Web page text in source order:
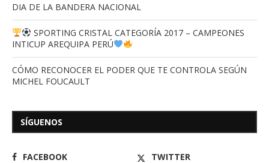
DIA DE LA BANDERA NACIONAL
SPORTING CRISTAL CATEGORÍA 2017 – CAMPEONES
INTICUP AREQUIPA PERÚ
CÓMO RECONOCER EL PODER QUE TE CONTROLA SEGÚN
MICHEL FOUCAULT
SÍGUENOS
FACEBOOK
TWITTER